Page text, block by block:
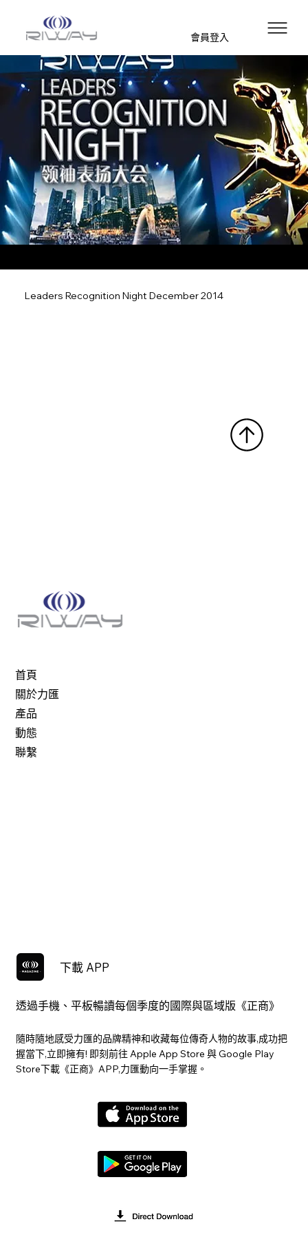
會員登入
Leaders Recognition Night December 2014
首頁
關於力匯
產品
動態
聯繫
下載 APP
透過手機、平板暢讀每個季度的國際與區域版《正商》
隨時隨地感受力匯的品牌精神和收藏每位傳奇人物的故事,成功把
握當下,立即擁有! 即刻前往 Apple App Store 與 Google Play
Store下載《正商》APP,力匯動向一手掌握。